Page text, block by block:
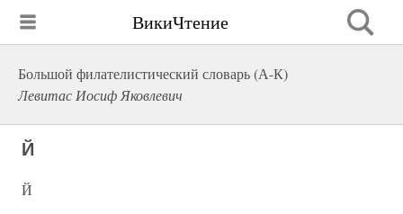
ВикиЧтение
Большой филателистический словарь (А-К)
Левитас Иосиф Яковлевич
Й
Й